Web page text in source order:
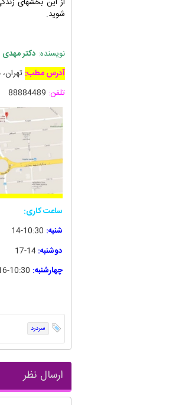
شوید.
نویسنده: دکتر
آدرس مطب:
تلفن:
ساعت کاری:
شنبه:
دوشنبه:14-17
چهارشنبه:
سردرد
ارسال نظر